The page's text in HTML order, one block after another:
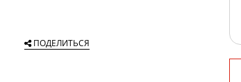
ПОДЕЛИТЬСЯ